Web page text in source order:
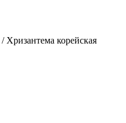
/ Хризантема корейская